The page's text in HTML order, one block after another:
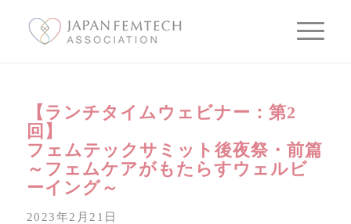
【ランチタイムウェビナー：第2
回】
フェムテックサミット後夜祭・前篇
～フェムケアがもたらすウェルビ
ーイング～
2023年2月21日